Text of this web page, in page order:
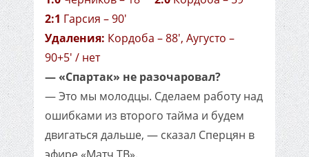
2:1 Гарсия – 90'
Удаления: Кордоба – 88', Аугусто –
90+5' / нет
— «Спартак» не разочаровал?
— Это мы молодцы. Сделаем работу над
ошибками из второго тайма и будем
двигаться дальше, — сказал Сперцян в